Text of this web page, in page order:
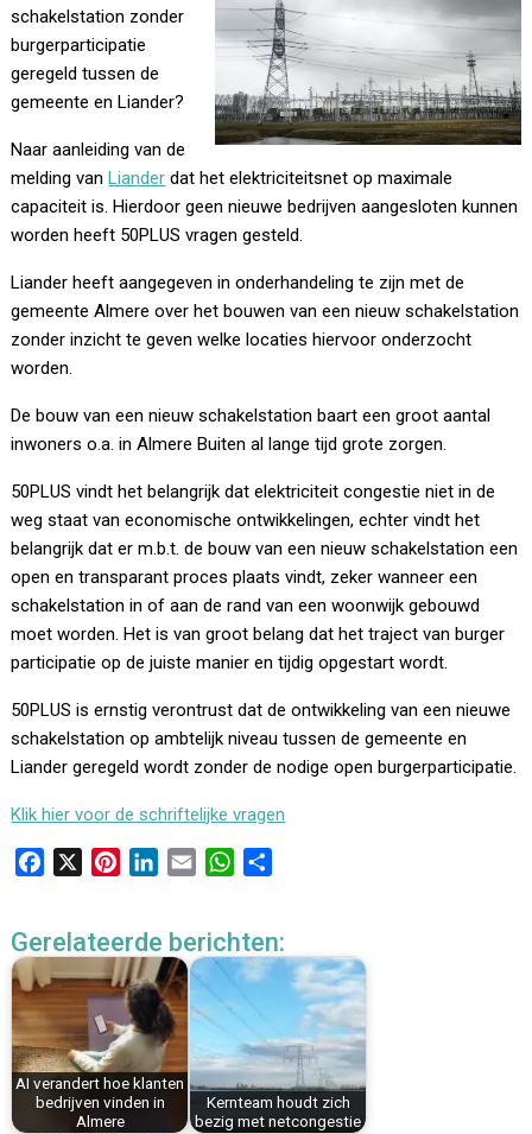
schakelstation zonder
burgerparticipatie
geregeld tussen de
gemeente en Liander?
Naar aanleiding van de
melding vanLiander dat het elektriciteitsnet op maximale
capaciteit is. Hierdoor geen nieuwe bedrijven aangesloten kunnen
worden heeft 50PLUS vragen gesteld.
Liander heeft aangegeven in onderhandeling te zijn met de
gemeente Almere over het bouwen van een nieuw schakelstation
zonder inzicht te geven welke locaties hiervoor onderzocht
worden.
De bouw van een nieuw schakelstation baart een groot aantal
inwoners o.a. in Almere Buiten al lange tijd grote zorgen.
50PLUS vindt het belangrijk dat elektriciteit congestie niet in de
weg staat van economische ontwikkelingen, echter vindt het
belangrijk dat er m.b.t. de bouw van een nieuw schakelstation een
open en transparant proces plaats vindt, zeker wanneer een
schakelstation in of aan de rand van een woonwijk gebouwd
moet worden. Het is van groot belang dat het traject van burger
participatie op de juiste manier en tijdig opgestart wordt.
50PLUS is ernstig verontrust dat de ontwikkeling van een nieuwe
schakelstation op ambtelijk niveau tussen de gemeente en
Liander geregeld wordt zonder de nodige open burgerparticipatie.
Klik hier voor de schriftelijke vragen
e
b
o
o
k
t
e
r
e
s
t
k
e
d
I
n
i
l
W
t
s
A
p
p
e
Gerelateerde berichten:
AI verandert hoe klanten
bedrijven vinden in
Almere
Kernteam houdt zich
bezig met netcongestie